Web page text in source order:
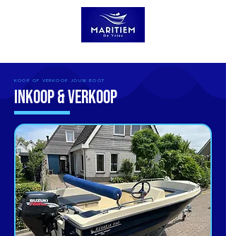
Inkoop & Verkoop
KOOP OF VERKOOP JOUW BOOT